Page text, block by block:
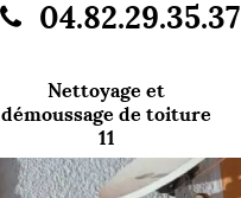
04.82.29.35.37
Nettoyage et
démoussage de toiture
11